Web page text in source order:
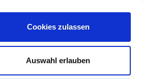
Cookies zulassen
Auswahl erlauben
Über uns